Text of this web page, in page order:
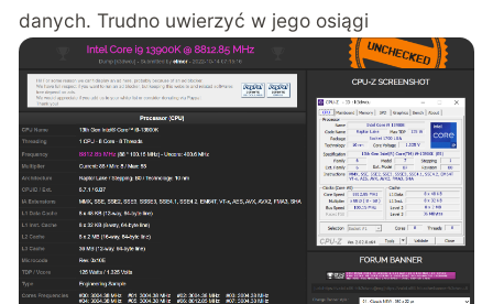
danych. Trudno uwierzyć w jego osiągi